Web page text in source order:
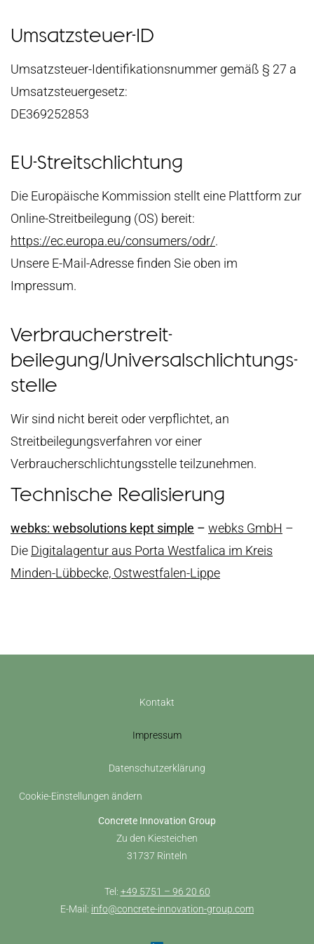
Umsatzsteuer-ID
Umsatzsteuer-Identifikationsnummer gemäß § 27 a
Umsatzsteuergesetz:
DE369252853
EU-Streitschlichtung
Die Europäische Kommission stellt eine Plattform zur
Online-Streitbeilegung (OS) bereit:
https://ec.europa.eu/consumers/odr/.
Unsere E-Mail-Adresse finden Sie oben im
Impressum.
Verbraucher­streit­
beilegung/Universal­schlichtungs­
stelle
Wir sind nicht bereit oder verpflichtet, an
Streitbeilegungsverfahren vor einer
Verbraucherschlichtungsstelle teilzunehmen.
Technische Realisierung
webks: websolutions kept simple – webks GmbH –
Die Digitalagentur aus Porta Westfalica im Kreis
Minden-Lübbecke, Ostwestfalen-Lippe
Concrete Innovation Group
Zu den Kiesteichen
31737 Rinteln
Tel: +49 5751 – 96 20 60
E-Mail: info@concrete-innovation-group.com
Kontakt
Impressum
Datenschutzerklärung
Cookie-Einstellungen ändern